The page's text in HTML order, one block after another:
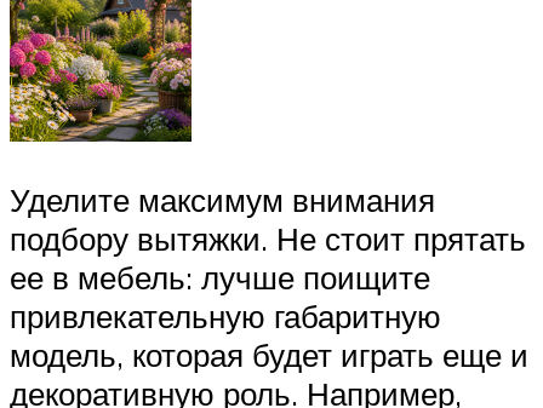
Уделите максимум внимания
подбору вытяжки. Не стоит прятать
ее в мебель: лучше поищите
привлекательную габаритную
модель, которая будет играть еще и
декоративную роль. Например,